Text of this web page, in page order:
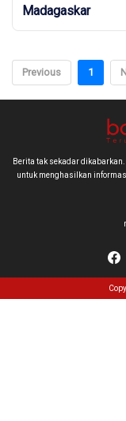
Madagaskar
Previous 1
Berita tak sekadar
untuk menghasilkan